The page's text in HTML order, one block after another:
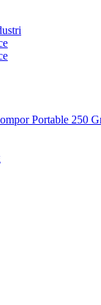
Portable 250